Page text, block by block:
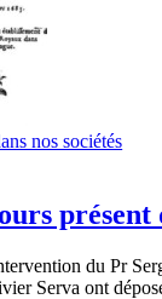
nos sociétés
présent
du Pr
Serva ont